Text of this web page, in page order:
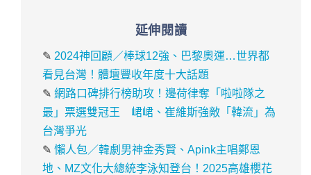
延伸閱讀
✎ 2024神回顧／棒球12強、巴黎奧運…世界都
看見台灣！體壇豐收年度十大話題
✎網路口碑排行榜助攻！邊荷律奪「啦啦隊之
最」票選雙冠王 峮峮、崔維斯強敵「韓流」為
台灣爭光
✎懶人包／韓劇男神金秀賢、Apink主唱鄭恩
地、MZ文化大總統李泳知登台！2025高雄櫻花